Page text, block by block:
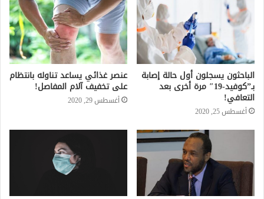
الباحثون يسجلون أول حالة إصابة
بـ”كوفيد-19″ مرة أخرى بعد
التعافي!
أغسطس 25, 2020
عنصر غذائي يساعد تناوله بانتظام
على تخفيف آلام المفاصل!
أغسطس 29, 2020